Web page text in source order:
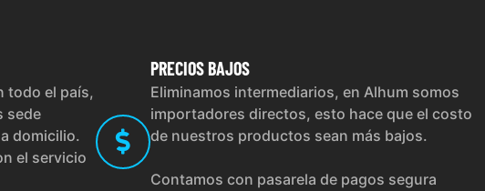
todo el país,
sede
domicilio.
el servicio
PRECIOSBAJOS
Eliminamos intermediarios, en Alhum somos
importadores directos, esto hace que el costo
de nuestros productos sean más bajos.
Contamos con pasarela de pagos segura